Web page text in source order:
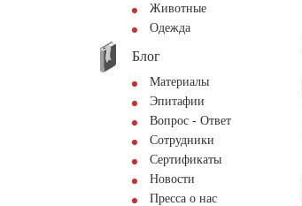
Животные
Одежда
Блог
Материалы
Эпитафии
Вопрос - Ответ
Сотрудники
Сертификаты
Новости
Пресса о нас